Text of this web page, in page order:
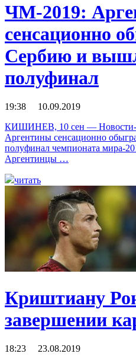
ЧМ-2019:
сенсационно
Сербию и
полуфинал
19:38 10.09.2019
КИШИНЕВ, 10 сен — Новости-
Аргентины сенсационно
полуфинал чемпионата мира-
Аргентинцы …
читать
Криштиану
завершении
18:23 23.08.2019